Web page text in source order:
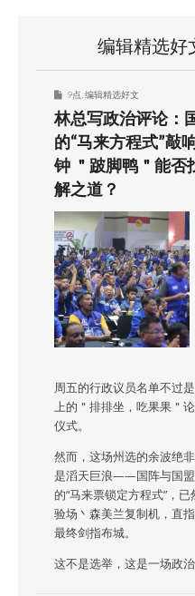
编辑精选好
9点 编辑精选好文
林总写政治评论：
的“马来方程式”敲
钟 ＂跛脚鸭＂能否
解之道？
周五的行政议员名单不过
上的＂排排坐，吃果果＂
仪式。
然而，这场州选的余波绝
是滔天巨浪——国阵与国
的“马来票锁定方程式”，
验场丶森美兰复制机，直指
最终剑指布城。
这不是选举，这是一场政治